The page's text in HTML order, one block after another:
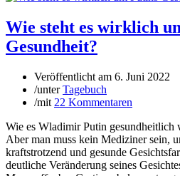
Wie steht es wirklich
Gesundheit?
Veröffentlicht am 6. Juni 2022
/unterTagebuch
/mit 22 Kommentaren
Wie es Wladimir Putin
Aber man muss kein Mediziner sein,
kraftstrotzend und gesunde
deutliche Veränderung seines